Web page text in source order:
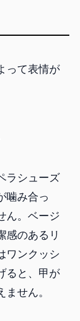
って表情が
ラシューズ
噛み合っ
ん。ベージ
感のあるリ
ワンクッシ
ると、甲が
せん。